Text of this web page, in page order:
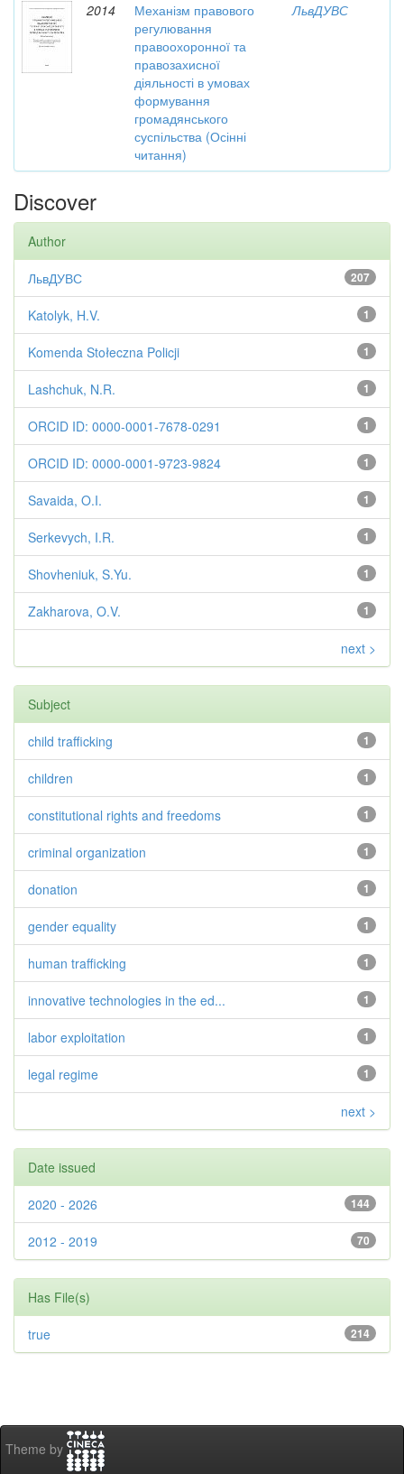
2014
Механізм правового
регулювання
правоохоронної та
правозахисної
діяльності в умовах
формування
громадянського
суспільства (Осінні
читання)
ЛьвДУВС
Discover
Author
207
ЛьвДУВС
1
Katolyk, H.V.
1
Komenda Stołeczna Policji
1
Lashchuk, N.R.
1
ORCID ID: 0000-0001-7678-0291
1
ORCID ID: 0000-0001-9723-9824
1
Savaida, O.I.
1
Serkevych, I.R.
1
Shovheniuk, S.Yu.
1
Zakharova, O.V.
next >
Subject
1
child trafficking
1
children
1
constitutional rights and freedoms
1
criminal organization
1
donation
1
gender equality
1
human trafficking
1
innovative technologies in the ed...
1
labor exploitation
1
legal regime
next >
Date issued
144
2020 - 2026
70
2012 - 2019
Has File(s)
214
true
Theme by